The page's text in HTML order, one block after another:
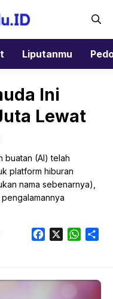
Liputanmu
Ini
Lewat
buatan (AI) telah
platform hiburan
nama sebenarnya),
Facebook